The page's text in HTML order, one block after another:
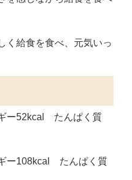
く給食を食べ、元気いっ
ー52kcal たんぱく質
ー108kcal たんぱく質